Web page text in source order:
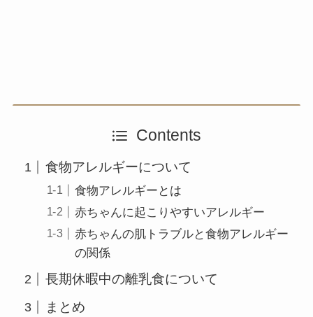
Contents
食物アレルギーについて
食物アレルギーとは
赤ちゃんに起こりやすいアレルギー
赤ちゃんの肌トラブルと食物アレルギー
の関係
長期休暇中の離乳食について
まとめ